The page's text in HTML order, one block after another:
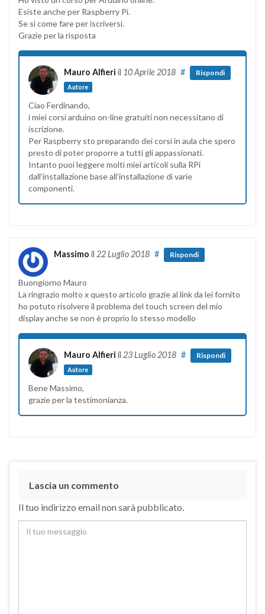
Esiste anche per Raspberry Pi.
Se si come fare per iscriversi.
Grazie per la risposta
Mauro Alfieri il 10 Aprile 2018
Autore
# Rispondi
Ciao Ferdinando,
i miei corsi arduino on-line gratuiti non necessitano di
iscrizione.
Per Raspberry sto preparando dei corsi in aula che spero
presto di poter proporre a tutti gli appassionati.
Intanto puoi leggere molti miei articoli sulla RPi
dall’installazione base all’installazione di varie
componenti.
Massimo il 22 Luglio 2018 # Rispondi
Buongiorno Mauro
La ringrazio molto x questo articolo grazie al link da lei fornito
ho potuto risolvere il problema del touch screen del mio
display anche se non è proprio lo stesso modello
Mauro Alfieri il 23 Luglio 2018
Autore
# Rispondi
Bene Massimo,
grazie per la testimonianza.
Lascia un commento
Il tuo indirizzo email non sarà pubblicato.